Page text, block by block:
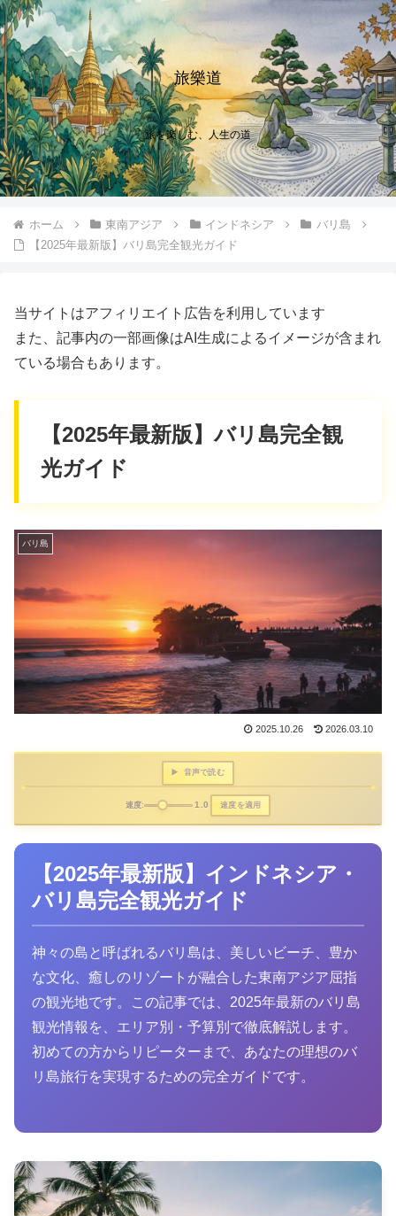
旅樂道
旅を楽しむ、人生の道
ホーム 東南アジア インドネシア
バリ島
【2025年最新版】バリ島完全観光ガイド
当サイトはアフィリエイト広告を利用しています
また、記事内の一部画像はAI生成によるイメージが含まれ
ている場合もあります。
【2025年最新版】バリ島完全観
光ガイド
バリ島
2025.10.26 2026.03.10
▶️ 音声で読む
速度: 1.0 速度を適用
【2025年最新版】インドネシア・
バリ島完全観光ガイド
神々の島と呼ばれるバリ島は、美しいビーチ、豊か
な文化、癒しのリゾートが融合した東南アジア屈指
の観光地です。この記事では、2025年最新のバリ島
観光情報を、エリア別・予算別で徹底解説します。
初めての方からリピーターまで、あなたの理想のバ
リ島旅行を実現するための完全ガイドです。